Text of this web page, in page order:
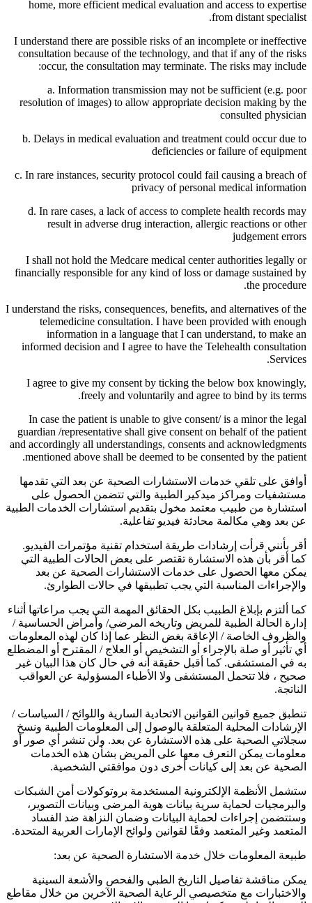
home, more efficient medical evaluation and access to expertise
from distant specialist.
I understand there are possible risks of an incomplete or ineffective
consultation because of the technology, and that if any of the risks
occur, the consultation may terminate. The risks may include:
a. Information transmission may not be sufficient (e.g. poor
resolution of images) to allow appropriate decision making by the
consulted physician
b. Delays in medical evaluation and treatment could occur due to
deficiencies or failure of equipment
c. In rare instances, security protocol could fail causing a breach of
privacy of personal medical information
d. In rare cases, a lack of access to complete health records may
result in adverse drug interaction, allergic reactions or other
judgement errors
I shall not hold the Medcare medical center authorities legally or
financially responsible for any kind of loss or damage sustained by
the procedure.
I understand the risks, consequences, benefits, and alternatives of the
telemedicine consultation. I have been provided with enough
information in a language that I can understand, to make an
informed decision and I agree to have the Telehealth consultation
Services.
I agree to give my consent by ticking the below box knowingly,
freely and voluntarily and agree to bind by its terms.
In case the patient is unable to give consent/ is a minor the legal
guardian /representative shall give consent on behalf of the patient
and accordingly all understandings, consents and acknowledgments
mentioned above shall be deemed to be consented by the patient.
أوافق على تلقي خدمات الاستشارات الصحية عن بعد التي تقدمها
مستشفيات ومراكز ميدكير الطبية والتي تتضمن الحصول على
استشارة من طبيب معتمد مخول بتقديم استشارات الخدمات الطبية
عن بعد وهي مكالمة محادثة فيديو تفاعلية.
أقر بأنني قرأت إرشادات طريقة استخدام تقنية مؤتمرات الفيديو.
كما أقر بأن هذه الاستشارة تقتصر على بعض الحالات الطبية التي
يمكن معها الحصول على خدمات الاستشارات الصحية عن بعد
والإجراءات المناسبة التي يجب تطبيقها في حالات الطوارئ.
كما ألتزم بإبلاغ الطبيب بكل الحقائق المهمة التي يجب مراعاتها أثناء
إدارة الحالة الطبية للمريض وتاريخه المرضي/ وأمراض الحساسية /
والظروف الخاصة / الإعاقة بغض النظر عما إذا كان لهذه المعلومات
أي تأثير أو صلة بالإجراء أو التشخيص أو العلاج / المقترح أو المضطلع
به في المستشفى. كما أقبل حقيقة أنه في حال كان هذا البيان غير
صحيح ، فلا تتحمل المستشفى ولا الأطباء المسؤولية عن العواقب
الناتجة.
تنطبق جميع قوانين القوانين الاتحادية السارية واللوائح / السياسات /
الإرشادات المحلية المتعلقة بالوصول إلى المعلومات الطبية ونسخ
سجلاتي الصحية على هذه الاستشارة عن بعد. ولن تنشر أي صور أو
معلومات يمكن التعرف معها على المريض بشأن هذه الخدمات
الصحية عن بعد إلى كيانات أخرى دون موافقتي الشخصية.
ستشمل الأنظمة الإلكترونية المستخدمة بروتوكولات أمن الشبكات
والبرمجيات لحماية سرية بيانات هوية المرضى وبيانات التصوير،
وستتضمن إجراءات لحماية البيانات وضمان النزاهة ضد الفساد
المتعمد وغير المتعمد وفقًا لقوانين ولوائح الإمارات العربية المتحدة.
طبيعة المعلومات خلال خدمة الاستشارة الصحية عن بعد:
يمكن مناقشة تفاصيل التاريخ الطبي والفحص والأشعة السينية
والاختبارات مع متخصيصي الرعاية الصحية الآخرين من خلال مقاطع